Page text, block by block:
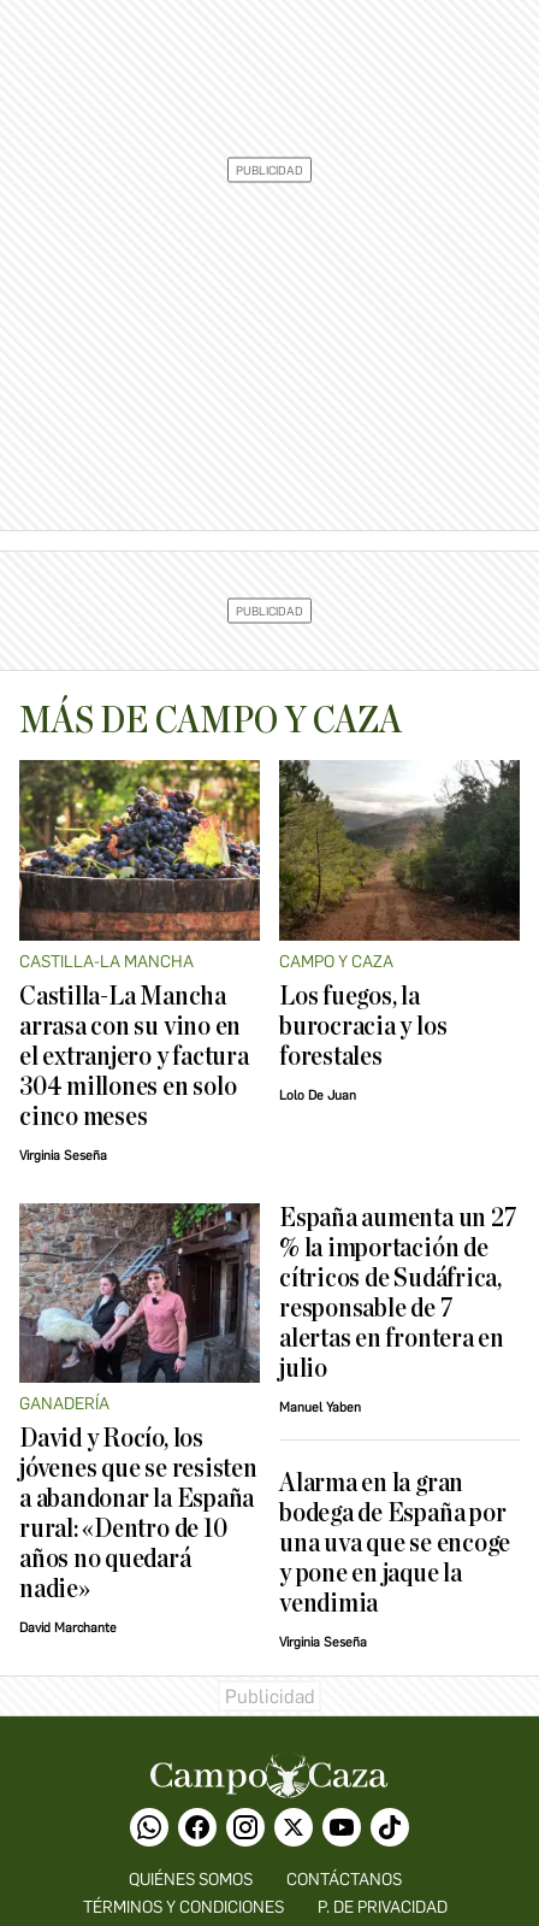
MÁS DE CAMPO Y CAZA
CASTILLA-LA MANCHA
Castilla-La Mancha
arrasa con su vino en
el extranjero y factura
304 millones en solo
cinco meses
Virginia Seseña
CAMPO Y CAZA
Los fuegos, la
burocracia y los
forestales
Lolo De Juan
GANADERÍA
David y Rocío, los
jóvenes que se resisten
a abandonar la España
rural: «Dentro de 10
años no quedará
nadie»
David Marchante
España aumenta un 27
% la importación de
cítricos de Sudáfrica,
responsable de 7
alertas en frontera en
julio
Manuel Yaben
Alarma en la gran
bodega de España por
una uva que se encoge
y pone en jaque la
vendimia
Virginia Seseña
QUIÉNES SOMOS
CONTÁCTANOS
TÉRMINOS Y CONDICIONES
P. DE PRIVACIDAD